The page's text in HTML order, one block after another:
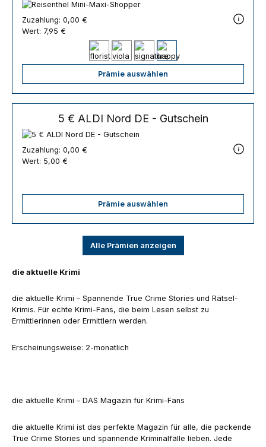
Zuzahlung: 0,00 €
Wert: 7,95 €
Prämie auswählen
5 € ALDI Nord DE - Gutschein
Zuzahlung: 0,00 €
Wert: 5,00 €
Prämie auswählen
Alle Prämien anzeigen
die aktuelle Krimi
die aktuelle Krimi – Spannende True Crime Stories und Rätsel-
Krimis. Für echte Krimi-Fans, die beim Lesen selbst zu
Ermittlerinnen oder Ermittlern werden.
Erscheinungsweise: 2-monatlich
die aktuelle Krimi – DAS Magazin für Krimi-Fans
die aktuelle Krimi ist das perfekte Magazin für alle, die packende
True Crime Stories und spannende Kriminalfälle lieben. Jede